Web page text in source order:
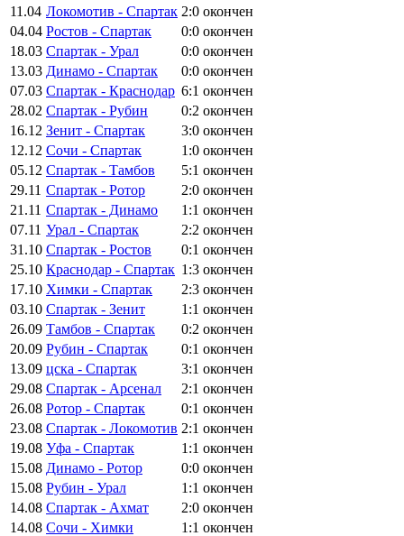
11.04 Локомотив - Спартак 2:0 окончен
04.04 Ростов - Спартак 0:0 окончен
18.03 Спартак - Урал 0:0 окончен
13.03 Динамо - Спартак 0:0 окончен
07.03 Спартак - Краснодар 6:1 окончен
28.02 Спартак - Рубин 0:2 окончен
16.12 Зенит - Спартак 3:0 окончен
12.12 Сочи - Спартак 1:0 окончен
05.12 Спартак - Тамбов 5:1 окончен
29.11 Спартак - Ротор 2:0 окончен
21.11 Спартак - Динамо 1:1 окончен
07.11 Урал - Спартак 2:2 окончен
31.10 Спартак - Ростов 0:1 окончен
25.10 Краснодар - Спартак 1:3 окончен
17.10 Химки - Спартак 2:3 окончен
03.10 Спартак - Зенит 1:1 окончен
26.09 Тамбов - Спартак 0:2 окончен
20.09 Рубин - Спартак 0:1 окончен
13.09 цска - Спартак 3:1 окончен
29.08 Спартак - Арсенал 2:1 окончен
26.08 Ротор - Спартак 0:1 окончен
23.08 Спартак - Локомотив 2:1 окончен
19.08 Уфа - Спартак 1:1 окончен
15.08 Динамо - Ротор 0:0 окончен
15.08 Рубин - Урал 1:1 окончен
14.08 Спартак - Ахмат 2:0 окончен
14.08 Сочи - Химки 1:1 окончен